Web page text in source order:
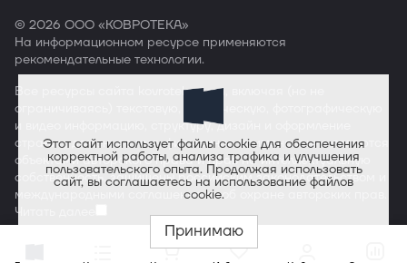
© 2026 ООО «КОВРОТЕКА»
На информационном ресурсе применяются
рекомендательные технологии.
Все ресурсы сайта
kovroteka.com
ограничиваясь) текстовую, графическую, фотографическую
и видео информацию, структуру, дизайн и оформление
страниц, доменное имя, фирменное наименование являются
объектами авторского права и прав на интеллектуальную
собственность, защищены российским законодательством и
международными соглашениями об охране авторских прав.
Читать далее
Этот сайт использует файлы cookie для обеспечения
корректной работы, анализа трафика и улучшения
пользовательского опыта. Продолжая использовать
сайт, вы соглашаетесь на использование файлов
cookie.
Принимаю